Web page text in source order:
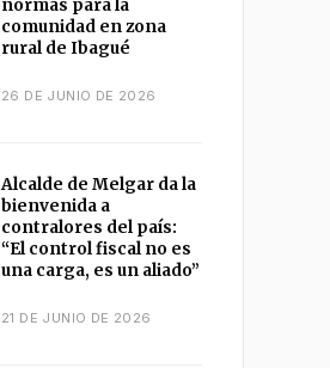
normas para la
comunidad en zona
rural de Ibagué
26 DE JUNIO DE 2026
Alcalde de Melgar da la
bienvenida a
contralores del país:
“El control fiscal no es
una carga, es un aliado”
21 DE JUNIO DE 2026